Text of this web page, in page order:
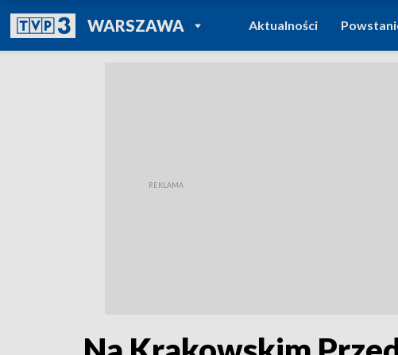
WARSZAWAPOWRÓT DO
TVP REGIONY
Aktualności